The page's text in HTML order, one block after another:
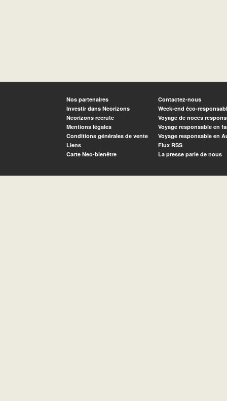
Nos partenaires
Investir dans Neorizons
Neorizons recrute
Mentions légales
Conditions générales de vente
Liens
Carte Neo-bienêtre
Contactez-nous
Week-end éco-
Voyage de noces
Voyage responsable en
Voyage responsable en
Flux RSS
La presse parle de nous